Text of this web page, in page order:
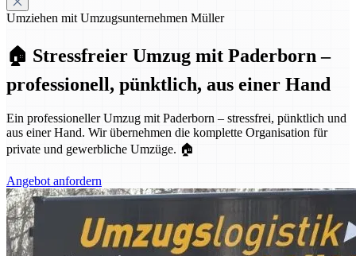
Umziehen mit Umzugsunternehmen Müller
🏠 Stressfreier Umzug mit Paderborn –
professionell, pünktlich, aus einer Hand
Ein professioneller Umzug mit Paderborn – stressfrei, pünktlich und
aus einer Hand. Wir übernehmen die komplette Organisation für
private und gewerbliche Umzüge. 🏠
Angebot anfordern